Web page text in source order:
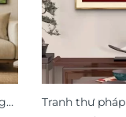
Tranh thư